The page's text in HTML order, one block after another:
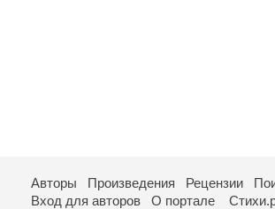
Авторы Произведения Рецензии
Вход для авторов
О портале